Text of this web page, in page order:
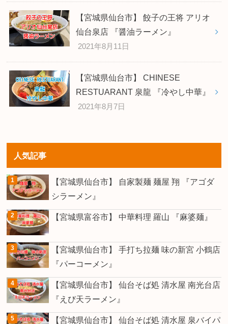
【宮城県仙台市】 餃子の王将 アリオ
仙台泉店 『醤油ラーメン』
2021年8月11日
【宮城県仙台市】 CHINESE
RESTUARANT 泉龍 『冷やし中華』
2021年8月7日
人気記事
【宮城県仙台市】 自家製麺 麺屋 翔 『アゴダ
シラーメン』
【宮城県富谷市】 中華料理 羅山 『麻婆麺』
【宮城県仙台市】 手打ち拉麺 味の新宮 小鶴店
『パーコーメン』
【宮城県仙台市】 仙台そば処 清水屋 南光台店
『えび天ラーメン』
【宮城県仙台市】 仙台そば処 清水屋 泉バイパ